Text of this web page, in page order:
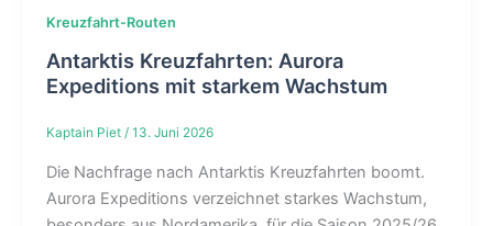
Kreuzfahrt-Routen
Antarktis Kreuzfahrten: Aurora
Expeditions mit starkem Wachstum
Kaptain Piet / 13. Juni 2026
Die Nachfrage nach Antarktis Kreuzfahrten boomt.
Aurora Expeditions verzeichnet starkes Wachstum,